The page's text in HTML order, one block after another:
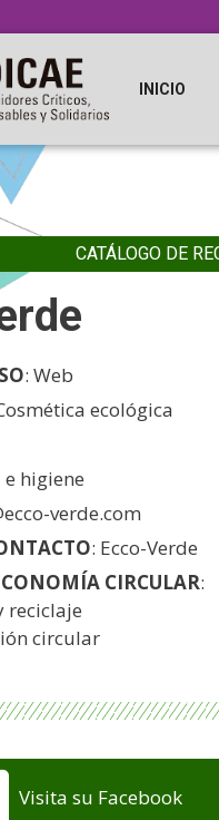
INICIO
CATÁLOGO DE
: Web
ecológica
e higiene
verde.com
: Ecco-Verde
CIRCULAR:
reciclaje
circular
Visita su Facebook